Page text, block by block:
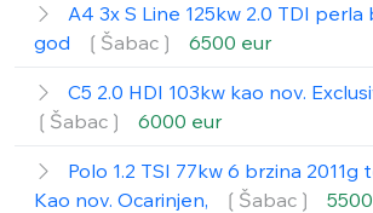
A4 3x S Line 125kw 2.0 TDI perla
god
❲Šabac❳ 6500 eur
C5 2.0 HDI 103kw kao nov.
❲Šabac❳
6000 eur
Polo 1.2 TSI 77kw 6 brzina 2011g
Kao nov. Ocarinjen,
❲Šabac❳